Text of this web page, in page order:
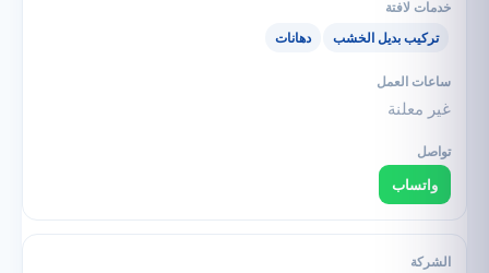
تركيب بديل الخشب دهانات
غير معلنة
واتساب